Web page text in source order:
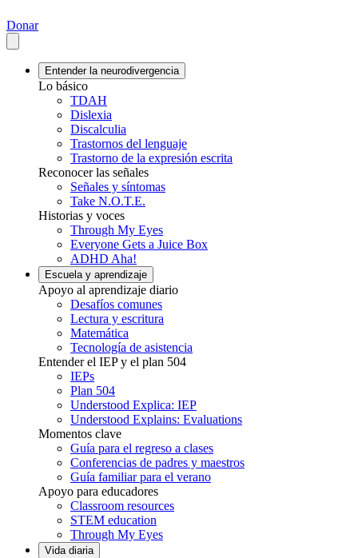
Donar
Entender la neurodivergencia
Lo básico
TDAH
Dislexia
Discalculia
Trastornos del lenguaje
Trastorno de la expresión escrita
Reconocer las señales
Señales y síntomas
Take N.O.T.E.
Historias y voces
Through My Eyes
Everyone Gets a Juice Box
ADHD Aha!
Escuela y aprendizaje
Apoyo al aprendizaje diario
Desafíos comunes
Lectura y escritura
Matemática
Tecnología de asistencia
Entender el IEP y el plan 504
IEPs
Plan 504
Understood Explica: IEP
Understood Explains: Evaluations
Momentos clave
Guía para el regreso a clases
Conferencias de padres y maestros
Guía familiar para el verano
Apoyo para educadores
Classroom resources
STEM education
Through My Eyes
Vida diaria